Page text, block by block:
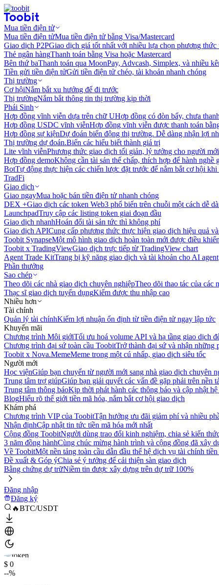
Mua tiền điện tử
Mua tiền điện tửMua tiền điện tử bằng Visa/Mastercard
Giao dịch P2PGiao dịch giá tốt nhất với nhiều lựa chọn phương thức
Thẻ ngân hàngThanh toán bằng Visa hoặc Mastercard
Bên thứ baThanh toán qua MoonPay, Advcash, Simplex, và nhiều
Tiền gửi tiền điện tửGửi tiền điện tử chéo, tài khoản nhanh chóng
Thị trường
Cơ hộiNắm bắt xu hướng để đi trước
Thị trườngNắm bắt thông tin thị trường kịp thời
Phái Sinh
Hợp đồng vĩnh viễn dựa trên chữ UHợp đồng có đòn bẩy, chưa
Hợp đồng USDC vĩnh viễnHợp đồng vĩnh viễn được thanh toán
Hợp đồng sự kiệnDự đoán biến động thị trường. Dễ dàng nhận lợi
Thị trường dự đoán.Biến các hiểu biết thành giá trị
Lite vĩnh viễnPhương thức giao dịch tối giản, lý tưởng cho người
Hợp đồng demoKhông cần tài sản thế chấp, thích hợp để hành nghề
BotTự động thực hiện các chiến lược đặt trước để nắm bắt cơ hội
TradFi
Giao dịch
Giao ngayMua hoặc bán tiền điện tử nhanh chóng
DEX +Giao dịch các token Web3 phổ biến trên chuỗi một cách dễ
LaunchpadTruy cập các listing token giai đoạn đầu
Giao dịch nhanhHoán đổi tài sản tức thì không phí
Giao dịch APICung cấp phương thức thực hiện giao dịch hiệu quả
Toobit SynapseMột mô hình giao dịch hoàn toàn mới được điều
Toobit x TradingViewGiao dịch trực tiếp từ TradingView chart
Agent Trade KitTrang bị kỹ năng giao dịch và tài khoản cho AI agent
Phần thưởng
Sao chép
Theo dõi các nhà giao dịch chuyên nghiệpTheo dõi thao tác của các
Thạc sĩ giao dịch tuyển dụngKiếm được thu nhập cao
Nhiều hơn
Tài chính
Quản lý tài chínhKiếm lợi nhuận ổn định từ tiền điện tử ngay lập tức
Khuyến mãi
Chương trình Môi giớiTối ưu hoá volume API và hạ tầng giao dịch
Chương trình đại sứ toàn cầu ToobitTrở thành đại sứ và nhận những
Toobit x Nova.MemeMeme trong một cú nhấp, giao dịch siêu tốc
Người mới
Học việnGiúp bạn chuyển từ người mới sang nhà giao dịch chuyên
Trung tâm trợ giúpGiúp bạn giải quyết các vấn đề gặp phải trên nền
Trung tâm thông báoKịp thời phát hành các thông báo và cập nhật
BlogHiểu rõ thế giới tiền mã hóa, nắm bắt cơ hội giao dịch
Khám phá
Chương trình VIP của ToobitTận hưởng ưu đãi giảm phí và nhiều
Nhận địnhCập nhật tin tức tiền mã hóa mới nhất
Cộng đồng ToobitNgười dùng trao đổi kinh nghiệm, chia sẻ kiến
3 năm đồng hànhCùng chúc mừng hành trình và cộng đồng đã xây
Về ToobitMột nền tảng toàn cầu dẫn đầu thế hệ dịch vụ tài chính
Đề xuất & Góp ýChia sẻ ý tưởng để cải thiện sàn giao dịch
Bằng chứng dự trữNiềm tin được xây dựng trên dự trữ 100%
Đăng nhập
Đăng ký
🔥BTC/USDT
$ 0
--%